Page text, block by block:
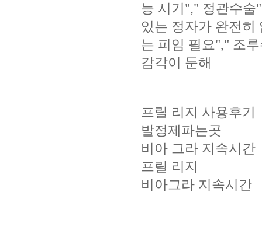
능 시기"," 정관수술
있는 정자가 완전히
는 피임 필요"," 조
감각이 둔해
프릴 리지 사용후기
발정제파는곳
비아 그라 지속시간
프릴 리지
비아그라 지속시간